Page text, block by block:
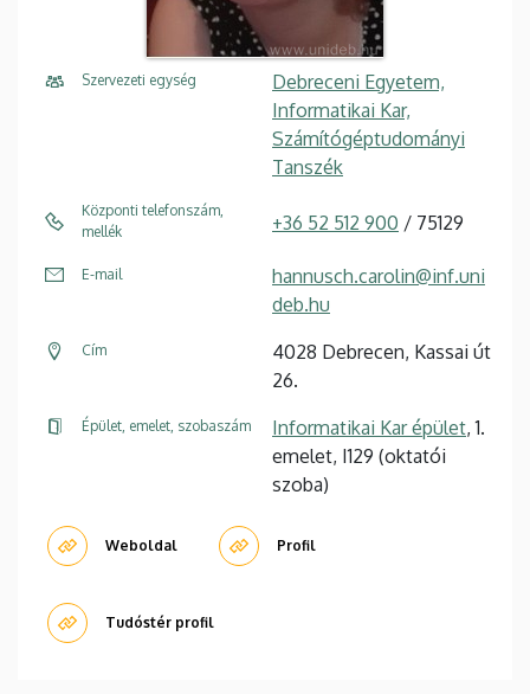
Szervezeti egység
Debreceni Egyetem,
Informatikai Kar,
Számítógéptudományi
Tanszék
Központi telefonszám,
mellék
+36 52 512 900 / 75129
E-mail
hannusch.carolin@inf.uni
deb.hu
Cím
4028 Debrecen, Kassai út
26.
Épület, emelet, szobaszám Informatikai Kar épület, 1.
emelet, I129 (oktatói
szoba)
Weboldal Profil
Tudóstér profil